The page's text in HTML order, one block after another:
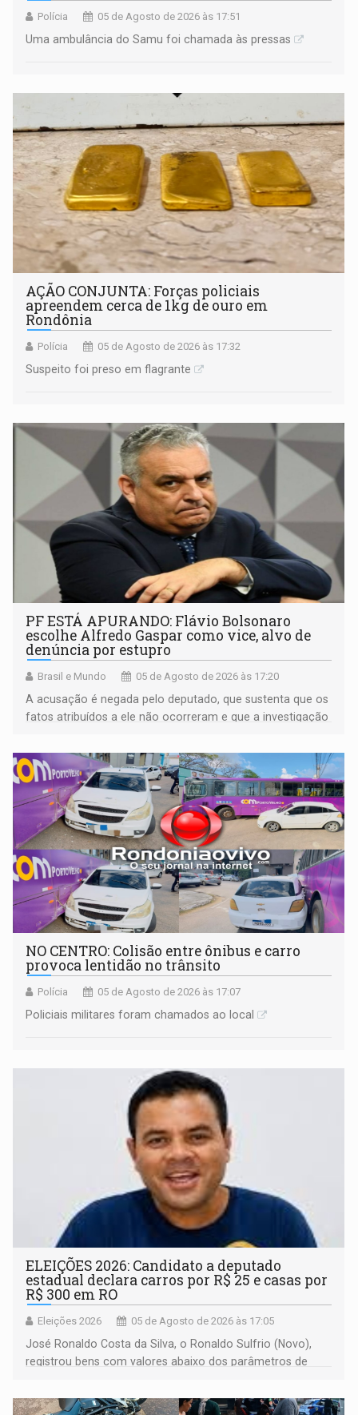
Polícia 05 de Agosto de 2026 às 17:51
Uma ambulância do Samu foi chamada às pressas
AÇÃO CONJUNTA: Forças policiais
apreendem cerca de 1kg de ouro em
Rondônia
Polícia 05 de Agosto de 2026 às 17:32
Suspeito foi preso em flagrante
PF ESTÁ APURANDO: Flávio Bolsonaro
escolhe Alfredo Gaspar como vice, alvo de
denúncia por estupro
Brasil e Mundo 05 de Agosto de 2026 às 17:20
A acusação é negada pelo deputado, que sustenta que os
fatos atribuídos a ele não ocorreram e que a investigação
NO CENTRO: Colisão entre ônibus e carro
provoca lentidão no trânsito
Polícia 05 de Agosto de 2026 às 17:07
Policiais militares foram chamados ao local
ELEIÇÕES 2026: Candidato a deputado
estadual declara carros por R$ 25 e casas por
R$ 300 em RO
Eleições 2026 05 de Agosto de 2026 às 17:05
José Ronaldo Costa da Silva, o Ronaldo Sulfrio (Novo),
registrou bens com valores abaixo dos parâmetros de
milhões